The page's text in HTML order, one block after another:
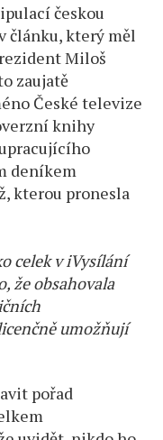
českou
článku, který měl
Miloš
zaujatě
České televize
knihy
deníkem
kterou pronesla
celek v iVysílání
že obsahovala
umožňují
pořad